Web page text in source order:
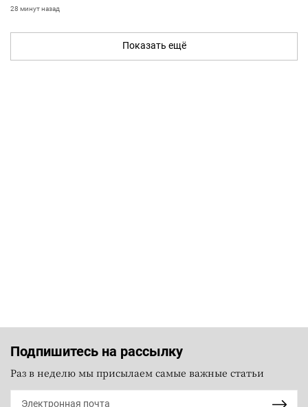
28 минут назад
Показать ещё
Подпишитесь на рассылку
Раз в неделю мы присылаем самые важные статьи